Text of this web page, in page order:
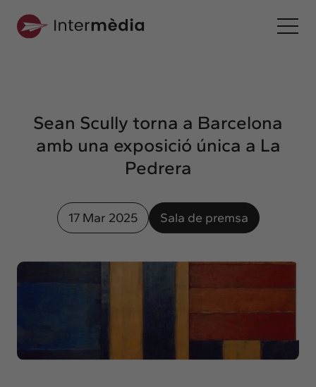
Interconnexió
Els nostres serveis
Projectes
Intermèdia
Intercanvi
Sean Scully torna a Barcelona
amb una exposició única a La
Pedrera
17 Mar 2025 Sala de premsa